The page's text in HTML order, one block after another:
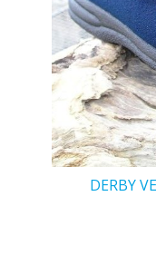
DERBY